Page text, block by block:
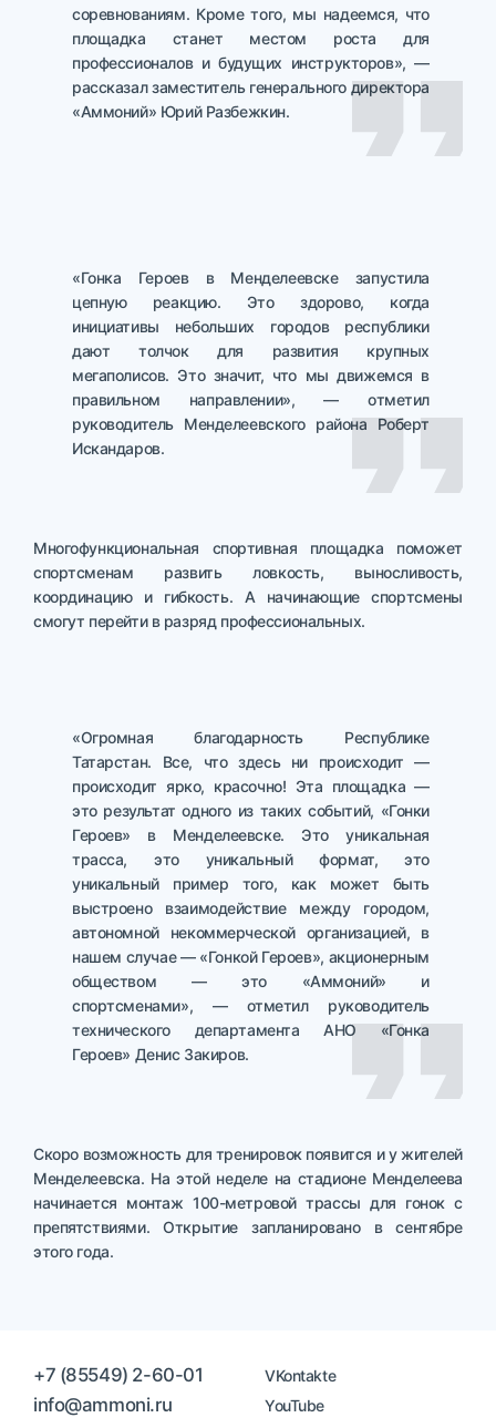
соревнованиям. Кроме того, мы надеемся, что
площадка станет местом роста для
профессионалов и будущих инструкторов», —
рассказал заместитель генерального директора
«Аммоний» Юрий Разбежкин.
«Гонка Героев в Менделеевске запустила
цепную реакцию. Это здорово, когда
инициативы небольших городов республики
дают толчок для развития крупных
мегаполисов. Это значит, что мы движемся в
правильном направлении», — отметил
руководитель Менделеевского района Роберт
Искандаров.
Многофункциональная спортивная площадка поможет
спортсменам развить ловкость, выносливость,
координацию и гибкость. А начинающие спортсмены
смогут перейти в разряд профессиональных.
«Огромная благодарность Республике
Татарстан. Все, что здесь ни происходит —
происходит ярко, красочно! Эта площадка —
это результат одного из таких событий, «Гонки
Героев» в Менделеевске. Это уникальная
трасса, это уникальный формат, это
уникальный пример того, как может быть
выстроено взаимодействие между городом,
автономной некоммерческой организацией, в
нашем случае — «Гонкой Героев», акционерным
обществом — это «Аммоний» и
спортсменами», — отметил руководитель
технического департамента АНО «Гонка
Героев» Денис Закиров.
Скоро возможность для тренировок появится и у жителей
Менделеевска. На этой неделе на стадионе Менделеева
начинается монтаж 100-метровой трассы для гонок с
препятствиями. Открытие запланировано в сентябре
этого года.
+7 (85549) 2-60-01
info@ammoni.ru
VKontakte
YouTube